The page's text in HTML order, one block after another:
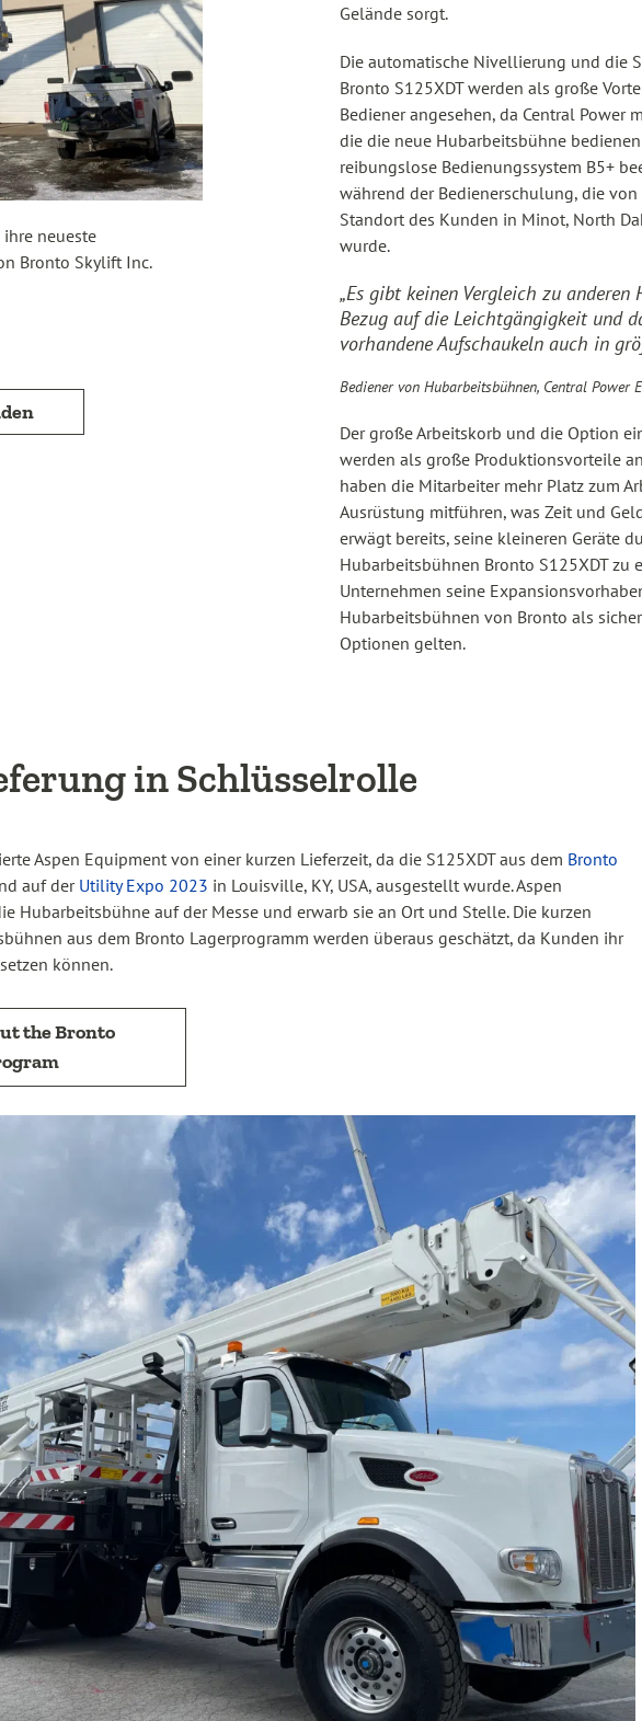
ihre neueste
Bronto Skylift Inc.
Gelände sorgt.
Die automatische Nivellierung und die
Bronto S125XDT werden als große
Bediener angesehen, da Central Power
die die neue Hubarbeitsbühne
reibungslose Bedienungssystem B5+
während der Bedienerschulung, die
Standort des Kunden in Minot, North
wurde.
„Es gibt keinen Vergleich zu
Bezug auf die Leichtgängigkeit und
vorhandene Aufschaukeln auch in
Bediener von Hubarbeitsbühnen, Central Power
Der große Arbeitskorb und die Option
werden als große Produktionsvorteile
haben die Mitarbeiter mehr Platz zum
Ausrüstung mitführen, was Zeit und
erwägt bereits, seine kleineren Geräte
Hubarbeitsbühnen Bronto S125XDT zu
Unternehmen seine
Hubarbeitsbühnen von Bronto als
Optionen gelten.
in Schlüsselrolle
Aspen Equipment von einer kurzen Lieferzeit, da die S125XDT aus dem Bronto
auf der Utility Expo 2023 in Louisville, KY, USA, ausgestellt wurde. Aspen
Hubarbeitsbühne auf der Messe und erwarb sie an Ort und Stelle. Die kurzen
aus dem Bronto Lagerprogramm werden überaus geschätzt, da Kunden ihr
können.
the Bronto